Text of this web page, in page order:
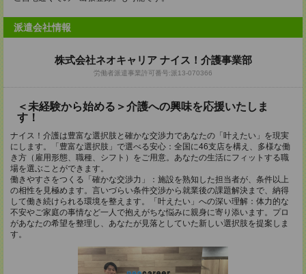
派遣会社情報
株式会社ネオキャリア ナイス！介護事業部
労働者派遣事業許可番号:派13-070366
＜未経験から始める＞介護への興味を応援いたしま
す！
ナイス！介護は豊富な選択肢と確かな交渉力であなたの「叶えたい」を現実
にします。「豊富な選択肢」で選べる安心：全国に46支店を構え、多様な働
き方（雇用形態、職種、シフト）をご用意。あなたの生活にフィットする職
場を選ぶことができます。
働きやすさをつくる「確かな交渉力」：施設を熟知した担当者が、条件以上
の相性を見極めます。言いづらい条件交渉から就業後の課題解決まで、納得
して働き続けられる環境を整えます。「叶えたい」への深い理解：体力的な
不安やご家庭の事情など一人で抱えがちな悩みに親身に寄り添います。プロ
があなたの希望を整理し、あなたが見落としていた新しい選択肢を提案しま
す。